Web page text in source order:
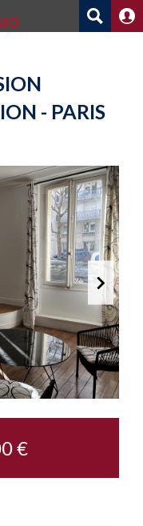
- PARIS
€